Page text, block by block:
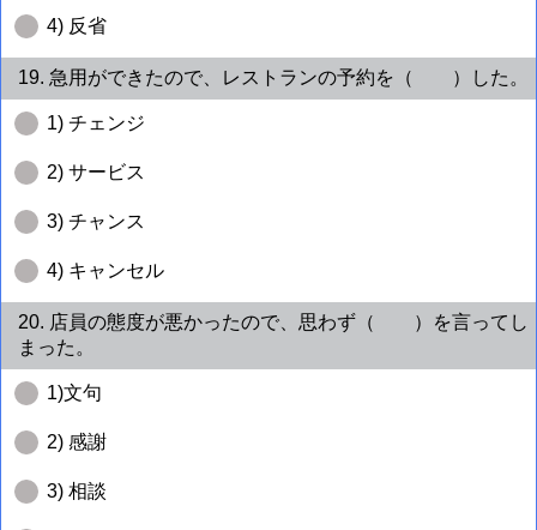
4) 反省
19. 急用ができたので、レストランの予約を（ ）した。
1) チェンジ
2) サービス
3) チャンス
4) キャンセル
20. 店員の態度が悪かったので、思わず（ ）を言ってし
まった。
1)文句
2) 感謝
3) 相談